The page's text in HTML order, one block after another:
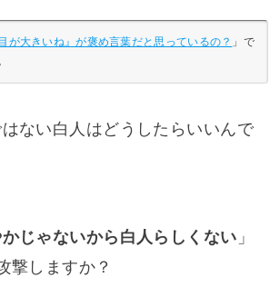
が大きいね』が褒め言葉だと思っているの？ 」で
ない白人はどうしたらいいんで
じゃないから白人らしくない 」
しますか？